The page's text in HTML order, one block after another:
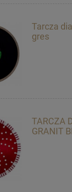
Tarcza
gres
TARCZA
GRANIT